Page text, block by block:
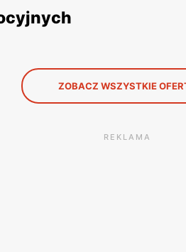
ZOBACZ WSZYSTKIE
REKLAMA